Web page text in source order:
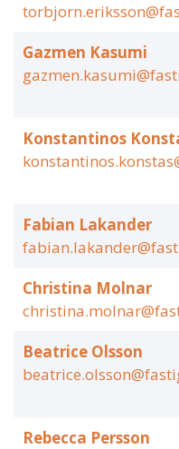
Gazmen Kasumi
Konstantinos
Fabian Lakander
Christina Molnar
Beatrice Olsson
Rebecca Persson